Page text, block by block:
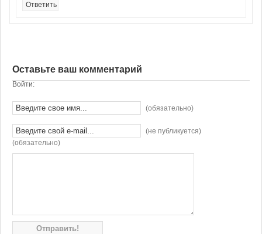
Ответить
Оставьте ваш комментарий
Войти:
(обязательно)
(не публикуется)
(обязательно)